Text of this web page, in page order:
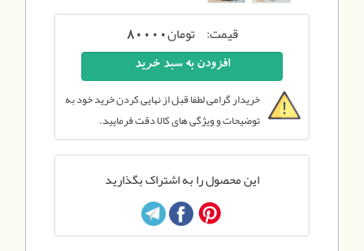
قیمت: تومان80000
خریدار گرامی لطفا قبل از نهایی کردن خرید خود به
توضیحات و ویژگی های کالا دقت فرمایید.
این محصول را به اشتراک بگذارید